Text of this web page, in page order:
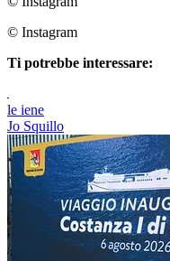
© Instagram
Ti potrebbe interessare:
le iene
Jo Squillo